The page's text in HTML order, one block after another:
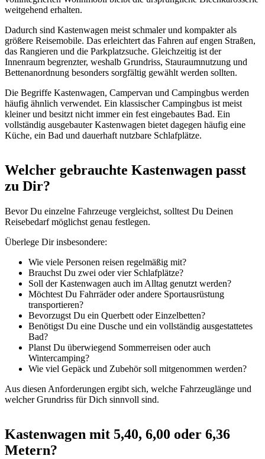
weitgehend erhalten.
Dadurch sind Kastenwagen meist schmaler und kompakter als
größere Reisemobile. Das erleichtert das Fahren auf engen Straßen,
das Rangieren und die Parkplatzsuche. Gleichzeitig ist der
Innenraum begrenzter, weshalb Grundriss, Stauraumnutzung und
Bettenanordnung besonders sorgfältig gewählt werden sollten.
Die Begriffe Kastenwagen, Campervan und Campingbus werden
häufig ähnlich verwendet. Ein klassischer Campingbus ist meist
kleiner und besitzt nicht immer ein fest eingebautes Bad. Ein
vollständig ausgebauter Kastenwagen bietet dagegen häufig eine
Küche, ein Bad und dauerhaft nutzbare Schlafplätze.
Welcher gebrauchte Kastenwagen passt
zu Dir?
Bevor Du einzelne Fahrzeuge vergleichst, solltest Du Deinen
Reisebedarf möglichst genau festlegen.
Überlege Dir insbesondere:
Wie viele Personen reisen regelmäßig mit?
Brauchst Du zwei oder vier Schlafplätze?
Soll der Kastenwagen auch im Alltag genutzt werden?
Möchtest Du Fahrräder oder andere Sportausrüstung
transportieren?
Bevorzugst Du ein Querbett oder Einzelbetten?
Benötigst Du eine Dusche und ein vollständig ausgestattetes
Bad?
Planst Du überwiegend Sommerreisen oder auch
Wintercamping?
Wie viel Gepäck und Zubehör soll mitgenommen werden?
Aus diesen Anforderungen ergibt sich, welche Fahrzeuglänge und
welcher Grundriss für Dich sinnvoll sind.
Kastenwagen mit 5,40, 6,00 oder 6,36
Metern?